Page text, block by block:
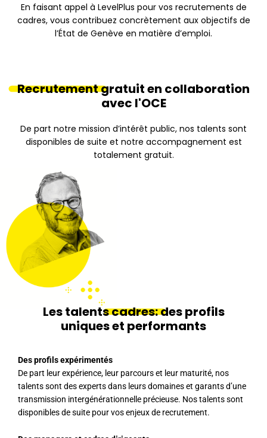
En faisant appel à LevelPlus pour vos recrutements de
cadres, vous contribuez concrètement aux objectifs de
l’État de Genève en matière d’emploi.
Recrutementgratuit en collaboration
avec l'OCE
De part notre mission d’intérêt public, nos talents sont
disponibles de suite et notre accompagnement est
totalement gratuit.
Les talentscadres:des profils
uniques et performants
Des profils expérimentés
De part leur expérience, leur parcours et leur maturité, nos
talents sont des experts dans leurs domaines et garants d’une
transmission intergénérationnelle précieuse. Nos talents sont
disponibles de suite pour vos enjeux de recrutement.